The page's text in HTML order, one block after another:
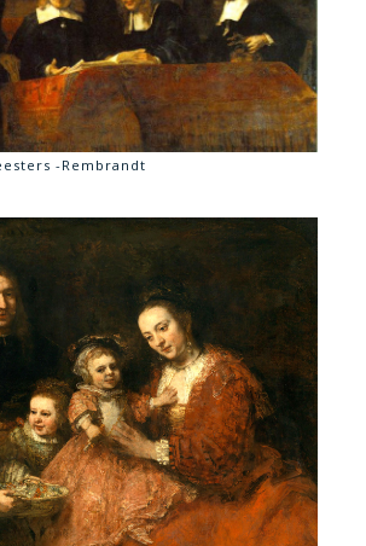
-Rembrandt